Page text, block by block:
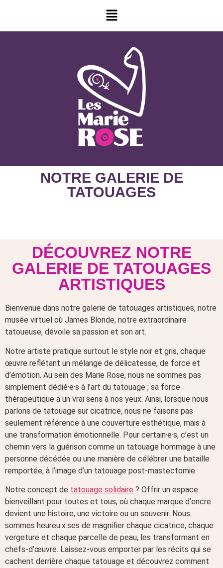
NOTRE GALERIE DE
TATOUAGES
DÉCOUVREZ NOTRE
GALERIE DE TATOUAGES
ARTISTIQUES
Bienvenue dans notre galerie de tatouages artistiques, notre
musée virtuel où James Blonde, notre extraordinaire
tatoueuse, dévoile sa passion et son art.
Notre artiste pratique surtout le style noir et gris, chaque
œuvre reflétant un mélange de délicatesse, de force et
d’émotion. Au sein des Marie Rose, nous ne sommes pas
simplement dédié·e·s à l’art du tatouage ; sa force
thérapeutique a un vrai sens à nos yeux. Ainsi, lorsque nous
parlons de tatouage sur cicatrice, nous ne faisons pas
seulement référence à une couverture esthétique, mais à
une transformation émotionnelle. Pour certain·e·s, c’est un
chemin vers la guérison comme un tatouage hommage à une
personne décédée ou une manière de célébrer une bataille
remportée, à l’image d’un tatouage post-mastectomie.
Notre concept de tatouage solidaire ? Offrir un espace
bienveillant pour toutes et tous, où chaque marque d’encre
devient une histoire, une victoire ou un souvenir. Nous
sommes heureu.x.ses de magnifier chaque cicatrice, chaque
vergeture et chaque parcelle de peau, les transformant en
chefs-d’œuvre. Laissez-vous emporter par les récits qui se
cachent derrière chaque tatouage et découvrez comment